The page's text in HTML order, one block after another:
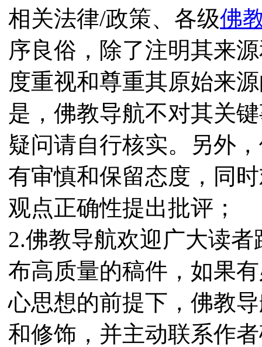
相关法律/政策、各级佛
序良俗，除了注明其来
度重视和尊重其原始来
是，佛教导航不对其关
疑问请自行核实。另外
有审慎和保留态度，同
观点正确性提出批评；
2.佛教导航欢迎广大读
布高质量的稿件，如果
心思想的前提下，佛教
和修饰，并主动联系作